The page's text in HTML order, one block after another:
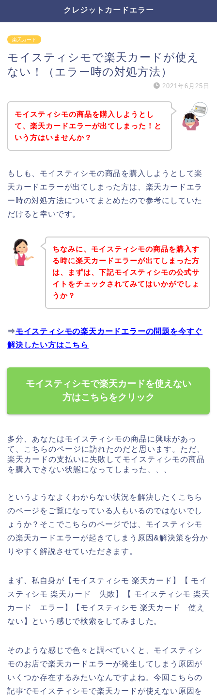
クレジットカードエラー
楽天カード
モイスティシモで楽天カードが使え
ない！（エラー時の対処方法）
2021年6月25日
モイスティシモの商品を購入しようとし
て、楽天カードエラーが出てしまった！と
いう方はいませんか？
もしも、モイスティシモの商品を購入しようとして楽
天カードエラーが出てしまった方は、楽天カードエラ
ー時の対処方法についてまとめたので参考にしていた
だけると幸いです。
ちなみに、モイスティシモの商品を購入す
る時に楽天カードエラーが出てしまった方
は、まずは、下記モイスティシモの公式サ
イトをチェックされてみてはいかがでしょ
うか？
⇒モイスティシモの楽天カードエラーの問題を今すぐ
解決したい方はこちら
モイスティシモで楽天カードを使えない
方はこちらをクリック
多分、あなたはモイスティシモの商品に興味があっ
て、こちらのページに訪れたのだと思います。ただ、
楽天カードの支払いに失敗してモイスティシモの商品
を購入できない状態になってしまった、、、
というようなよくわからない状況を解決したくこちら
のページをご覧になっている人もいるのではないでし
ょうか？そこでこちらのページでは、モイスティシモ
の楽天カードエラーが起きてしまう原因&解決策を分か
りやすく解説させていただきます。
まず、私自身が【モイスティシモ 楽天カード】【 モイ
スティシモ 楽天カード 失敗】【 モイスティシモ 楽天
カード エラー】【モイスティシモ 楽天カード 使え
ない】という感じで検索をしてみました。
そのような感じで色々と調べていくと、モイスティシ
モのお店で楽天カードエラーが発生してしまう原因が
いくつか存在するみたいなんですよね。今回こちらの
記事でモイスティシモで楽天カードが使えない原因を